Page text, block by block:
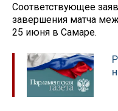
Соответствующее
завершения матча
25 июня в Самаре.